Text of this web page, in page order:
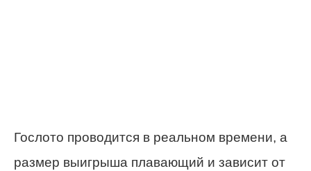
Гослото проводится в реальном времени, а
размер выигрыша плавающий и зависит от